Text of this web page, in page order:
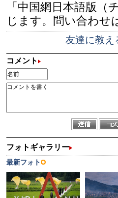
「中国網日本語版
じます。問い合わせ
友達に教え
コメント